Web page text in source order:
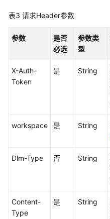
API
成
数
API（V1）
表3 请求Header参数
参数
是否
必选
参数类
型
X-Auth-
Token
是 String
workspace 是 String
Dlm-Type 否 String
Content-
Type
是 String